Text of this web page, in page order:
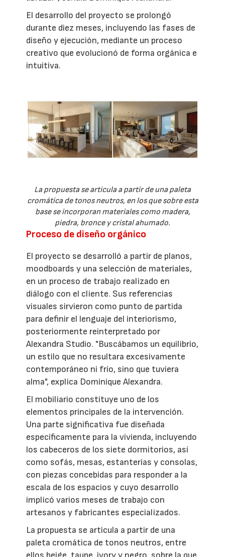
El desarrollo del proyecto se prolongó
durante diez meses, incluyendo las fases de
diseño y ejecución, mediante un proceso
creativo que evolucionó de forma orgánica e
intuitiva.
La propuesta se articula a partir de una paleta
cromática de tonos neutros, en los que sobre esta
base se incorporan materiales como madera,
piedra, bronce y cristal ahumado.
Proceso de diseño orgánico
El proyecto se desarrolló a partir de planos,
moodboards y una selección de materiales,
en un proceso de trabajo realizado en
diálogo con el cliente. Sus referencias
visuales sirvieron como punto de partida
para definir el lenguaje del interiorismo,
posteriormente reinterpretado por
Alexandra Studio. "Buscábamos un equilibrio,
un estilo que no resultara excesivamente
contemporáneo ni frío, sino que tuviera
alma", explica Dominique Alexandra.
El mobiliario constituye uno de los
elementos principales de la intervención.
Una parte significativa fue diseñada
específicamente para la vivienda, incluyendo
los cabeceros de los siete dormitorios, así
como sofás, mesas, estanterías y consolas,
con piezas concebidas para responder a la
escala de los espacios y cuyo desarrollo
implicó varios meses de trabajo con
artesanos y fabricantes especializados.
La propuesta se articula a partir de una
paleta cromática de tonos neutros, entre